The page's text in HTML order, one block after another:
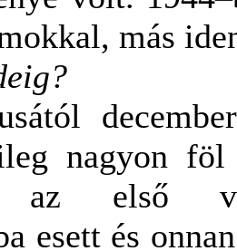
más
nagyon
első
esett és